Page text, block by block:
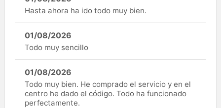
Hasta ahora ha ido todo muy bien.
01/08/2026
Todo muy sencillo
01/08/2026
Todo muy bien. He comprado el servicio y en el
centro he dado el código. Todo ha funcionado
perfectamente.